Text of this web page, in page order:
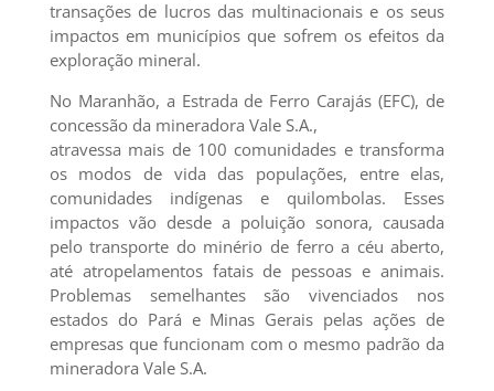
transações de lucros das multinacionais e os seus
impactos em municípios que sofrem os efeitos da
exploração mineral.
No Maranhão, a Estrada de Ferro Carajás (EFC), de
concessão da mineradora Vale S.A.,
atravessa mais de 100 comunidades e transforma
os modos de vida das populações, entre elas,
comunidades indígenas e quilombolas. Esses
impactos vão desde a poluição sonora, causada
pelo transporte do minério de ferro a céu aberto,
até atropelamentos fatais de pessoas e animais.
Problemas semelhantes são vivenciados nos
estados do Pará e Minas Gerais pelas ações de
empresas que funcionam com o mesmo padrão da
mineradora Vale S.A.